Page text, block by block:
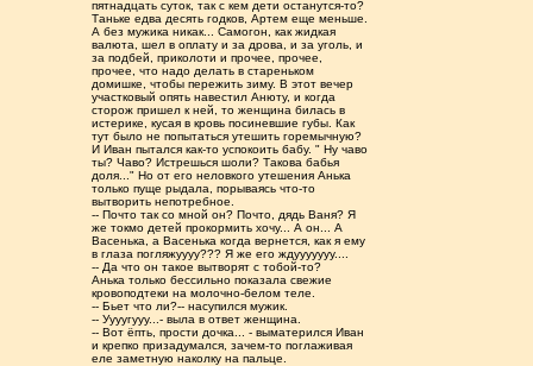
пятнадцать суток, так с кем дети останутся-то?
Таньке едва десять годков, Артем еще меньше.
А без мужика никак... Самогон, как жидкая
валюта, шел в оплату и за дрова, и за уголь, и
за подбей, приколоти и прочее, прочее,
прочее, что надо делать в стареньком
домишке, чтобы пережить зиму. В этот вечер
участковый опять навестил Анюту, и когда
сторож пришел к ней, то женщина билась в
истерике, кусая в кровь посиневшие губы. Как
тут было не попытаться утешить горемычную?
И Иван пытался как-то успокоить бабу. " Ну чаво
ты? Чаво? Истрешься шоли? Такова бабья
доля..." Но от его неловкого утешения Анька
только пуще рыдала, порываясь что-то
вытворить непотребное.
-- Почто так со мной он? Почто, дядь Ваня? Я
же токмо детей прокормить хочу... А он... А
Васенька, а Васенька когда вернется, как я ему
в глаза погляжуууу??? Я же его ждууууууу....
-- Да что он такое вытворят с тобой-то?
Анька только бессильно показала свежие
кровоподтеки на молочно-белом теле.
-- Бьет что ли?-- насупился мужик.
-- Уууугууу...- выла в ответ женщина.
-- Вот ёпть, прости дочка... - выматерился Иван
и крепко призадумался, зачем-то поглаживая
еле заметную наколку на пальце.